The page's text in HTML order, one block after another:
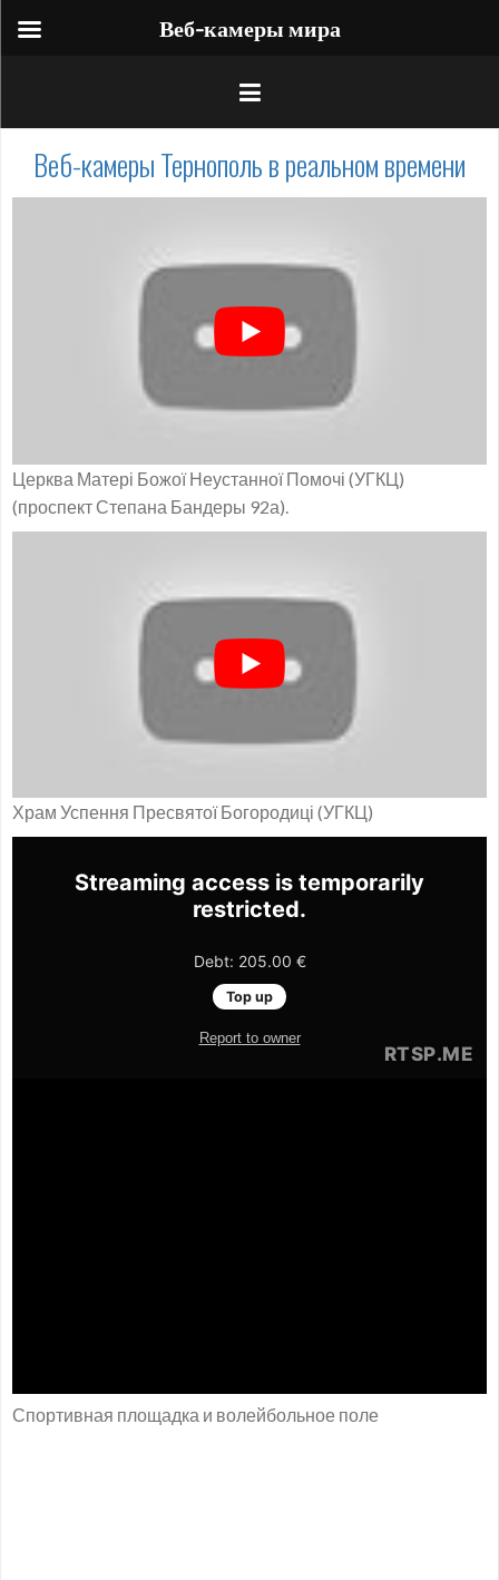
Веб-камеры Тернополь в реальном времени
Церква Матері Божої Неустанної Помочі (УГКЦ)
(проспект Степана Бандеры 92а).
Храм Успення Пресвятої Богородиці (УГКЦ)
Спортивная площадка и волейбольное поле
Веб-камеры мира